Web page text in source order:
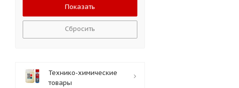
Сбросить
Технико-химические
товары